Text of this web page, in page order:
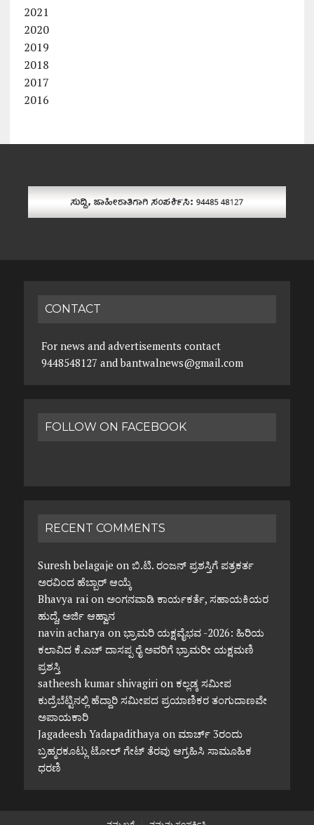
2021
2020
2019
2018
2017
2016
CONTACT
For news and advertisements contact
9448548127 and bantwalnews@gmail.com
FOLLOW ON FACEBOOK
RECENT COMMENTS
Suresh belagaje on ಬಿ.ಟಿ. ರಂಜನ್ ಪ್ರಶಸ್ತಿಗೆ ಪತ್ರಕರ್ತ
ಅರವಿಂದ ಹೆಬ್ಬಾರ್ ಆಯ್ಕೆ
Bhavya raion ಅಂಗನವಾಡಿ ಕಾರ್ಯಕರ್ತೆ, ಸಹಾಯಕಿಯರ
ಹುದ್ದೆ, ಅರ್ಜಿ ಆಹ್ವಾನ
navin acharya on ಭ್ರಾಮರಿ ಯಕ್ಷವೈಭವ -2026: ಹಿರಿಯ
ಕಲಾವಿದ ಕೆ.ಎಚ್ ದಾಸಪ್ಪ ರೈ ಅವರಿಗೆ ಭ್ರಾಮರೀ ಯಕ್ಷಮಣಿ
ಪ್ರಶಸ್ತಿ
satheesh kumar shivagirion ಕಲ್ಲಡ್ಕ ಸಮೀಪ
ಕುದ್ರೆಬೆಟ್ಟಿನಲ್ಲಿ ಹೆದ್ದಾರಿ ಸಮೀಪದ ಪ್ರಯಾಣಿಕರ ತಂಗುದಾಣವೇ
ಅಪಾಯಕಾರಿ
Jagadeesh Yadapadithaya on ಮಾರ್ಚ್ 3ರಂದು
ಬ್ರಹ್ಮರಕೂಟ್ಲು ಟೋಲ್ ಗೇಟ್ ತೆರವು ಆಗ್ರಹಿಸಿ ಸಾಮೂಹಿಕ
ಧರಣಿ